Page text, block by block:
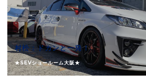
村松：ドカンと一発！
★SEVショールーム大阪★